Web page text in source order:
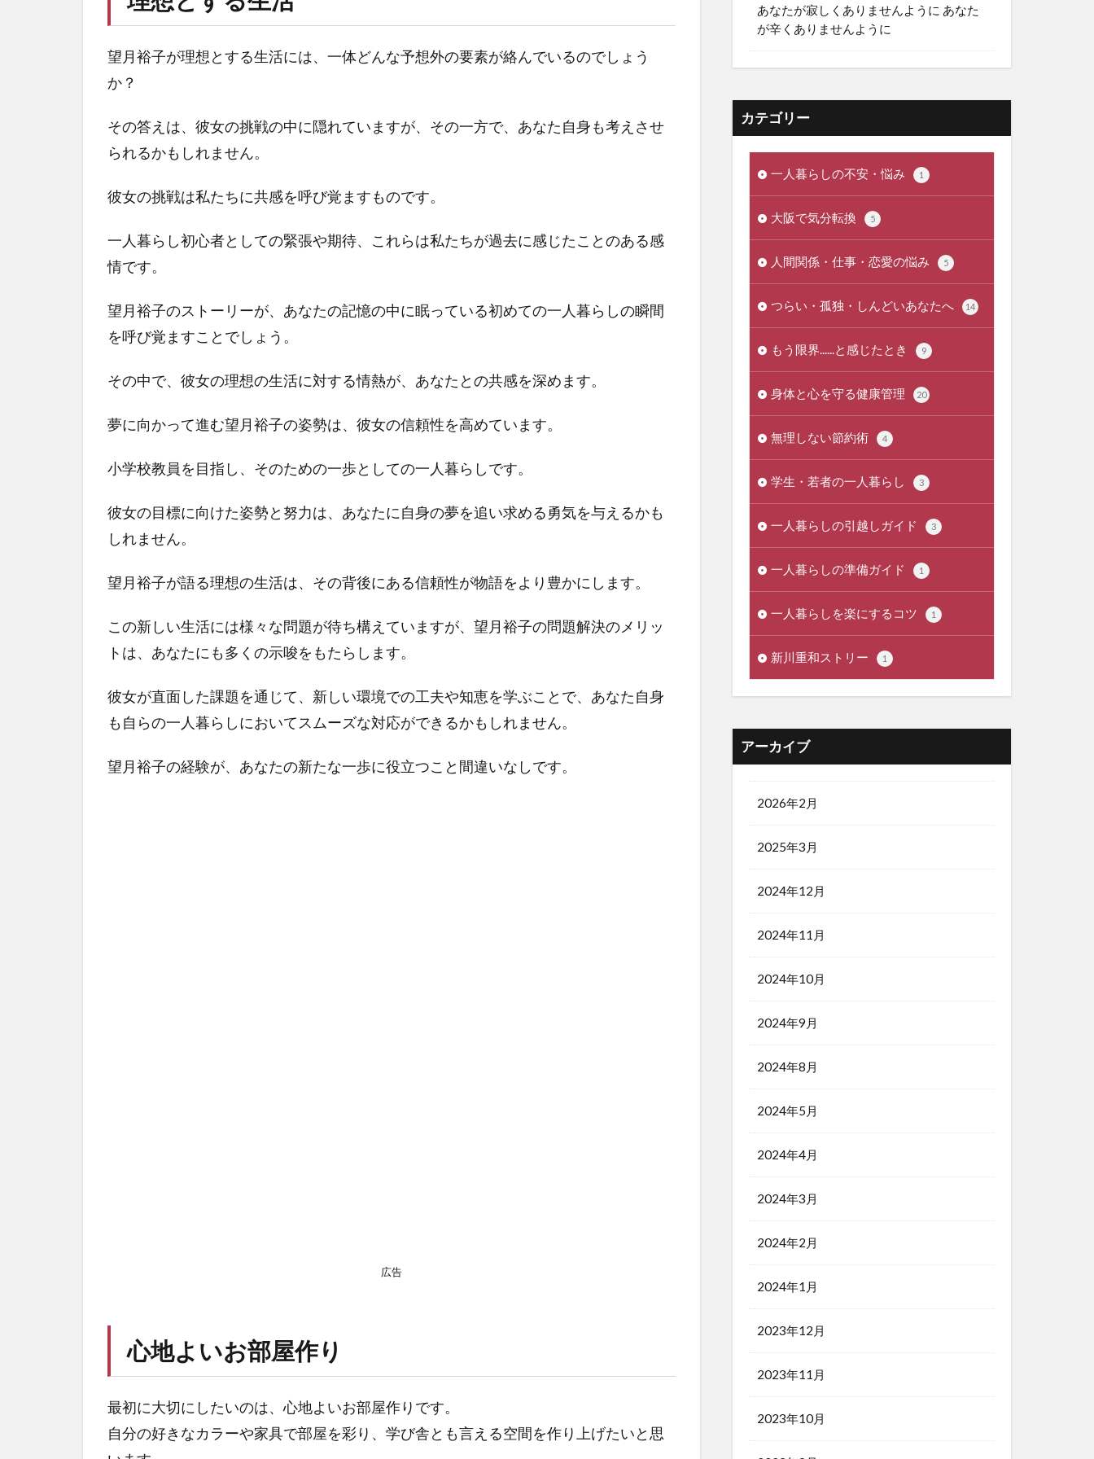
2.1
植物
健
的
バ
ン
の
取
食
学
び
趣
味
間
大
切
に
5
地
域
会
望月裕子が理想とする生活には、一体どんな予想外の要素が絡んでいるのでしょう
か？
その答えは、彼女の挑戦の中に隠れていますが、その一方で、あなた自身も考えさせ
られるかもしれません。
彼女の挑戦は私たちに共感を呼び覚ますものです。
一人暮らし初心者としての緊張や期待、これらは私たちが過去に感じたことのある感
情です。
望月裕子のストーリーが、あなたの記憶の中に眠っている初めての一人暮らしの瞬間
を呼び覚ますことでしょう。
その中で、彼女の理想の生活に対する情熱が、あなたとの共感を深めます。
夢に向かって進む望月裕子の姿勢は、彼女の信頼性を高めています。
小学校教員を目指し、そのための一歩としての一人暮らしです。
彼女の目標に向けた姿勢と努力は、あなたに自身の夢を追い求める勇気を与えるかも
しれません。
望月裕子が語る理想の生活は、その背後にある信頼性が物語をより豊かにします。
この新しい生活には様々な問題が待ち構えていますが、望月裕子の問題解決のメリッ
トは、あなたにも多くの示唆をもたらします。
彼女が直面した課題を通じて、新しい環境での工夫や知恵を学ぶことで、あなた自身
も自らの一人暮らしにおいてスムーズな対応ができるかもしれません。
望月裕子の経験が、あなたの新たな一歩に役立つこと間違いなしです。
広告
心地よいお部屋作り
最初に大切にしたいのは、心地よいお部屋作りです。
自分の好きなカラーや家具で部屋を彩り、学び舎とも言える空間を作り上げたいと思
あなたが寂しくありませんように あなた
が辛くありませんように
カテゴリー
一人暮らしの不安・悩み 1
大阪で気分転換 5
人間関係・仕事・恋愛の悩み 5
つらい・孤独・しんどいあなたへ 14
もう限界......と感じたとき 9
身体と心を守る健康管理 20
無理しない節約術 4
学生・若者の一人暮らし 3
一人暮らしの引越しガイド 3
一人暮らしの準備ガイド 1
一人暮らしを楽にするコツ 1
新川重和ストリー 1
アーカイブ
2026年2月
2025年3月
2024年12月
2024年11月
2024年10月
2024年9月
2024年8月
2024年5月
2024年4月
2024年3月
2024年2月
2024年1月
2023年12月
2023年11月
2023年10月